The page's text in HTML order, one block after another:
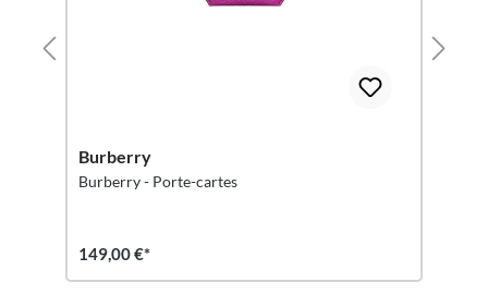
Burberry
Burberry - Porte-cartes
149,00 €*